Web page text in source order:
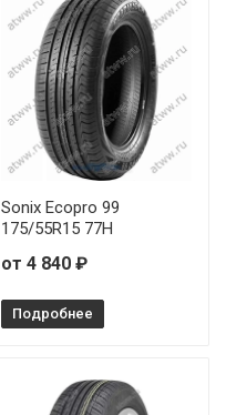
Sonix Ecopro 99
175/55R15 77H
от 4 840 ₽
Подробнее